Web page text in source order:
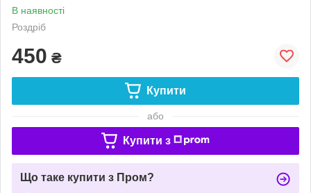
В наявності
Роздріб
450 ₴
Купити
або
Купити з
Що таке купити з Пром?